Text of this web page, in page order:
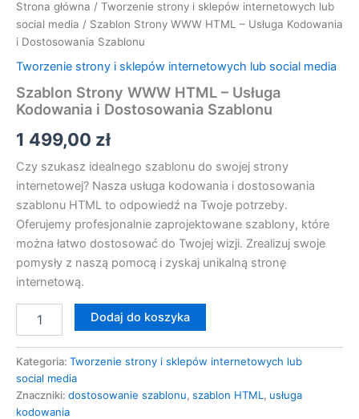
Strona główna / Tworzenie strony i sklepów internetowych lub
social media / Szablon Strony WWW HTML – Usługa Kodowania
i Dostosowania Szablonu
Tworzenie strony i sklepów internetowych lub social media
Szablon Strony WWW HTML – Usługa
Kodowania i Dostosowania Szablonu
1 499,00 zł
Czy szukasz idealnego szablonu do swojej strony
internetowej? Nasza usługa kodowania i dostosowania
szablonu HTML to odpowiedź na Twoje potrzeby.
Oferujemy profesjonalnie zaprojektowane szablony, które
można łatwo dostosować do Twojej wizji. Zrealizuj swoje
pomysły z naszą pomocą i zyskaj unikalną stronę
internetową.
Dodaj do koszyka
Kategoria: Tworzenie strony i sklepów internetowych lub
social media
Znaczniki: dostosowanie szablonu, szablon HTML , usługa
kodowania